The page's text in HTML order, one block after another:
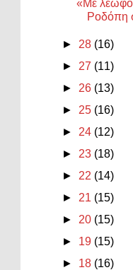
«Με
Ροδόπη
► 28 (16)
► 27 (11)
► 26 (13)
► 25 (16)
► 24 (12)
► 23 (18)
► 22 (14)
► 21 (15)
► 20 (15)
► 19 (15)
► 18 (16)